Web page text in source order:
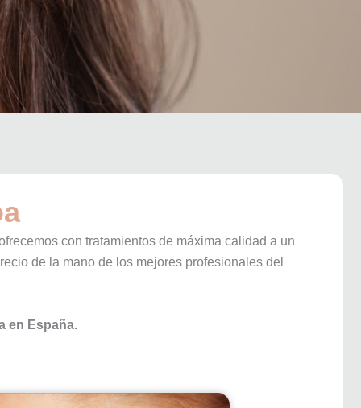
con tratamientos de máxima calidad a un
de la mano de los mejores profesionales del
en España.